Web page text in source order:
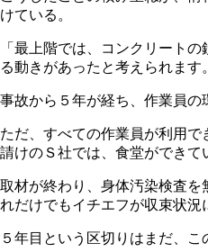
けている。
「最上階では、コンクリート
る動きがあったと考えられます
事故から５年が経ち、作業員の
ただ、すべての作業員が利用
請けのＳ社では、食堂ができて
取材が終わり、身体汚染検査
れだけでもイチエフが収束状況
５年目という区切りはまだ、こ